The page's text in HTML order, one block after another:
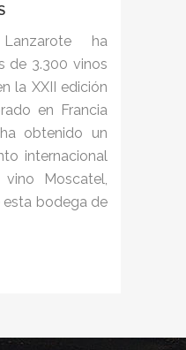
ha
de 3.300 vinos
la XXII edición
en Francia
obtenido un
internacional
Moscatel,
esta bodega de